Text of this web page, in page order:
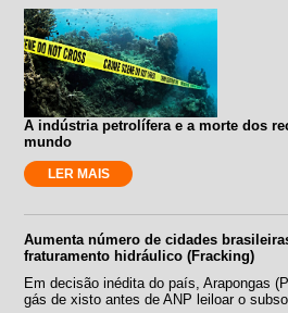
A indústria petrolífera e a morte dos
mundo
LER MAIS
Aumenta número de cidades
fraturamento hidráulico (Fracking)
Em decisão inédita do país, Arapongas
gás de xisto antes de ANP leiloar o